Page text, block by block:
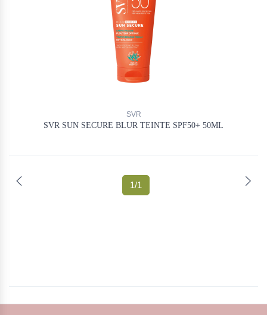
SVR
SVR SUN SECURE BLUR TEINTE SPF50+ 50ML
1/1